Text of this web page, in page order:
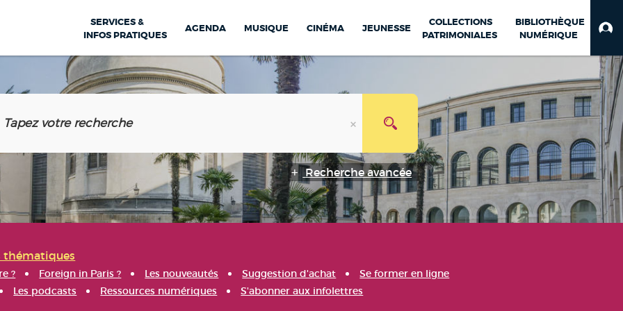
SERVICES &
INFOS PRATIQUES
AGENDA MUSIQUE CINÉMA JEUNESSE
COLLECTIONS
PATRIMONIALES
BIBLIOTHÈQUE
NUMÉRIQUE
Recherche avancée
thématiques
? Foreign in Paris ? Les nouveautés Suggestion d'achat
Se former en ligne
Les podcasts Ressources numériques S'abonner aux infolettres